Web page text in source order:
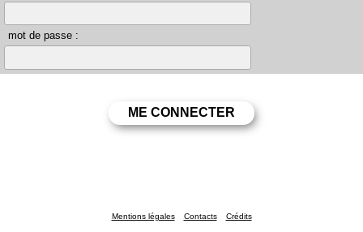
mot de passe :
Mentions légales Contacts Crédits